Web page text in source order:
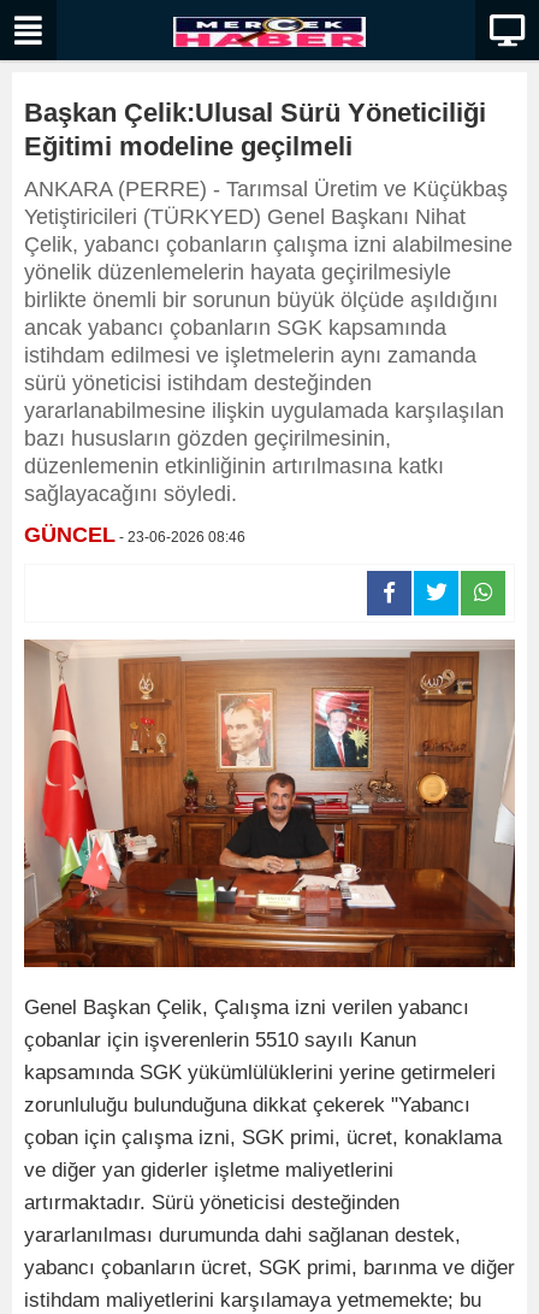
Başkan Çelik:Ulusal Sürü Yöneticiliği
Eğitimi modeline geçilmeli
ANKARA (PERRE) - Tarımsal Üretim ve Küçükbaş
Yetiştiricileri (TÜRKYED) Genel Başkanı Nihat
Çelik, yabancı çobanların çalışma izni alabilmesine
yönelik düzenlemelerin hayata geçirilmesiyle
birlikte önemli bir sorunun büyük ölçüde aşıldığını
ancak yabancı çobanların SGK kapsamında
istihdam edilmesi ve işletmelerin aynı zamanda
sürü yöneticisi istihdam desteğinden
yararlanabilmesine ilişkin uygulamada karşılaşılan
bazı hususların gözden geçirilmesinin,
düzenlemenin etkinliğinin artırılmasına katkı
sağlayacağını söyledi.
GÜNCEL - 23-06-2026 08:46
Genel Başkan Çelik, Çalışma izni verilen yabancı
çobanlar için işverenlerin 5510 sayılı Kanun
kapsamında SGK yükümlülüklerini yerine getirmeleri
zorunluluğu bulunduğuna dikkat çekerek "Yabancı
çoban için çalışma izni, SGK primi, ücret, konaklama
ve diğer yan giderler işletme maliyetlerini
artırmaktadır. Sürü yöneticisi desteğinden
yararlanılması durumunda dahi sağlanan destek,
yabancı çobanların ücret, SGK primi, barınma ve diğer
istihdam maliyetlerini karşılamaya yetmemekte; bu